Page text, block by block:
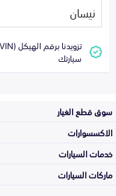
نيسان
سيارتك
سوق قطع الغيار
الاكسسوارات
خدمات السيارات
ماركات السيارات